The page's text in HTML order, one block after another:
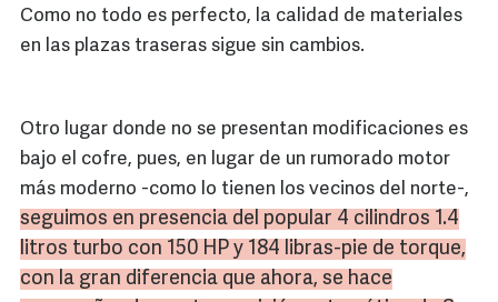
Como no todo es perfecto, la calidad de materiales
en las plazas traseras sigue sin cambios.
Otro lugar donde no se presentan modificaciones es
bajo el cofre, pues, en lugar de un rumorado motor
más moderno -como lo tienen los vecinos del norte-,
seguimos en presencia del popular 4 cilindros 1.4
litros turbo con 150 HP y 184 libras-pie de torque,
con la gran diferencia que ahora, se hace